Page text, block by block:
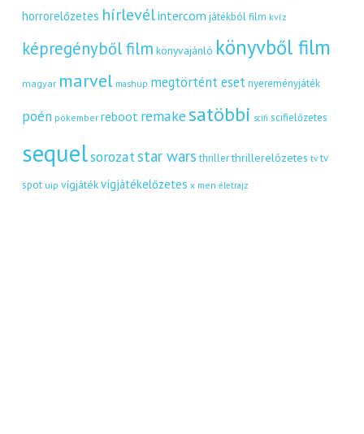
horrorelőzetes hírlevélintercom játékból film kvíz
képregényből film könyvajánló könyvből film
magyar marvel mashup megtörtént eset nyereményjáték
poén pókember reboot remakesatöbbi scifi scifielőzetes
sequelsorozatstar wars thriller thrillerelőzetes tv tv
spot uip vígjátékvígjátékelőzetes x men életrajz